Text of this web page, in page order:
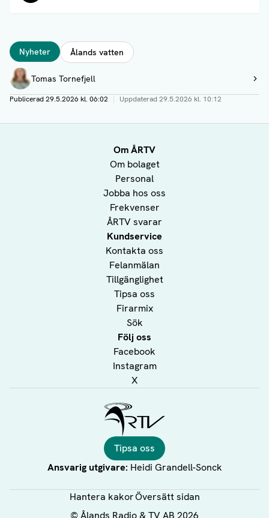
Taggar
Nyheter Ålands vatten
Författare
Tomas Tornefjell
Visa profil
Publicerad29.5.2026 kl. 06:02 | Uppdaterad29.5.2026 kl. 10:12
Om ÅRTV
Om bolaget
Personal
Jobba hos oss
Frekvenser
ÅRTV svarar
Kundservice
Kontakta oss
Felanmälan
Tillgänglighet
Tipsa oss
Firarmix
Sök
Följ oss
Facebook
Instagram
X
Tipsa oss
Ansvarig utgivare: Heidi Grandell-Sonck
Hantera kakorÖversätt sidan